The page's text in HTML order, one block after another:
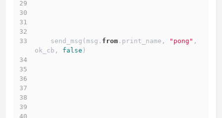
    send_msg(msg.
from .print_name, "pong" ,
ok_cb, false )